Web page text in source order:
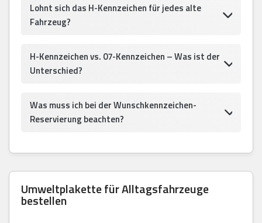
Lohnt sich das H-Kennzeichen für jedes alte
Fahrzeug?
H-Kennzeichen vs. 07-Kennzeichen – Was ist der
Unterschied?
Was muss ich bei der Wunschkennzeichen-
Reservierung beachten?
Umweltplakette für Alltagsfahrzeuge
bestellen